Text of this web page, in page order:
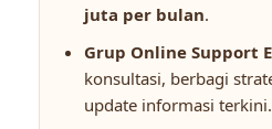
juta per bulan.
Grup Online Support
konsultasi, berbagi
update informasi terkini.